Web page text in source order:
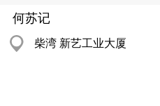
何苏记
柴湾 新艺工业大厦